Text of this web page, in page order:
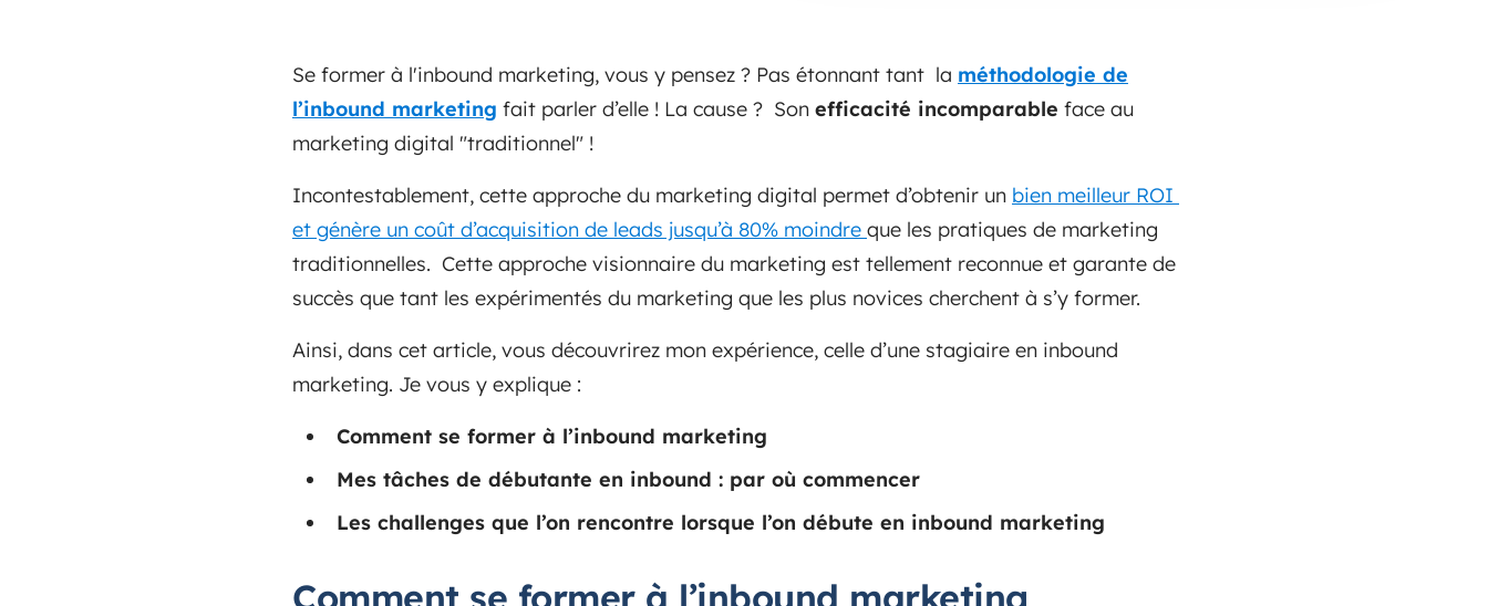
Se former à l'inbound marketing, vous y pensez ? Pas étonnant tant la méthodologie de
l’inbound marketing fait parler d’elle ! La cause ? Son efficacité incomparable face au
marketing digital "traditionnel" !
Incontestablement, cette approche du marketing digital permet d’obtenir un bien meilleur ROI
et génère un coût d’acquisition de leads jusqu’à 80% moindre que les pratiques de marketing
traditionnelles. Cette approche visionnaire du marketing est tellement reconnue et garante de
succès que tant les expérimentés du marketing que les plus novices cherchent à s’y former.
Ainsi, dans cet article, vous découvrirez mon expérience, celle d’une stagiaire en inbound
marketing. Je vous y explique :
Comment se former à l’inbound marketing
Mes tâches de débutante en inbound : par où commencer
Les challenges que l’on rencontre lorsque l’on débute en inbound marketing
Comment se former à l’inbound marketing